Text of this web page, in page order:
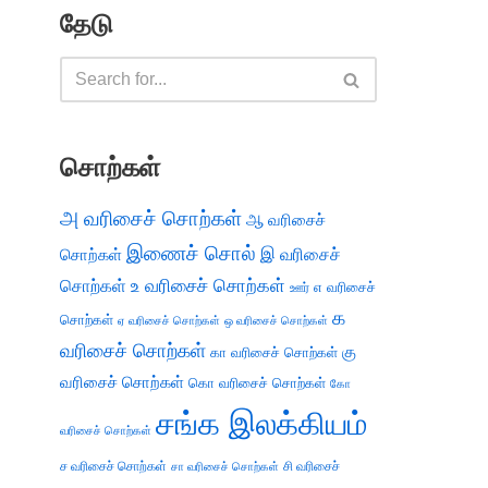
தேடு
சொற்கள்
அ வரிசைச் சொற்கள் ஆ வரிசைச்
சொற்கள் இணைச் சொல் இ வரிசைச்
சொற்கள் உ வரிசைச் சொற்கள் ஊர் எ வரிசைச்
சொற்கள் ஏ வரிசைச் சொற்கள் ஒ வரிசைச் சொற்கள் க
வரிசைச் சொற்கள் கா வரிசைச் சொற்கள் கு
வரிசைச் சொற்கள் கொ வரிசைச் சொற்கள் கோ
வரிசைச் சொற்கள் சங்க இலக்கியம்
ச வரிசைச் சொற்கள் சா வரிசைச் சொற்கள் சி வரிசைச்